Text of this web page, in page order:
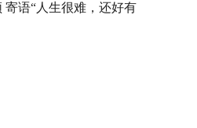
寄语“人生很难，还好有